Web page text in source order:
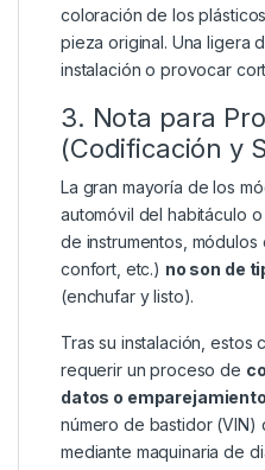
coloración de los
pieza original. Una ligera
instalación o provocar
3. Nota para
(Codificación y
La gran mayoría de los
automóvil del habitáculo
de instrumentos,
confort, etc.) no son de
(enchufar y listo).
Tras su instalación, estos
requerir un proceso de
datos o
número de bastidor
mediante maquinaria de